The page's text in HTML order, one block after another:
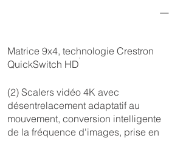
Matrice 9x4, technologie Crestron
QuickSwitch HD
(2) Scalers vidéo 4K avec
désentrelacement adaptatif au
mouvement, conversion intelligente
de la fréquence d'images, prise en